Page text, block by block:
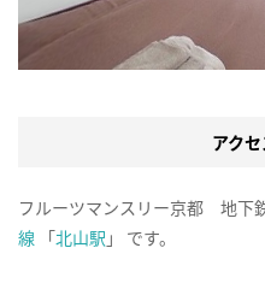
アク
フルーツマンスリー京都 地下
線 「北山駅 」 です。